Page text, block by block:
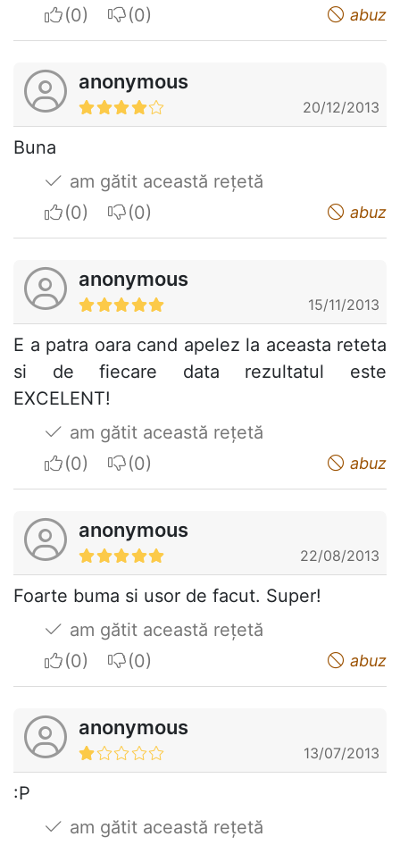
I apreciateI do not appreciate abuz
anonymous
20/12/2013
Buna
am gătit această rețetă
I apreciateI do not appreciate abuz
anonymous
15/11/2013
E a patra oara cand apelez la aceasta reteta
si de fiecare data rezultatul este
EXCELENT!
am gătit această rețetă
I apreciateI do not appreciate abuz
anonymous
22/08/2013
Foarte buma si usor de facut. Super!
am gătit această rețetă
I apreciateI do not appreciate abuz
anonymous
13/07/2013
:P
am gătit această rețetă